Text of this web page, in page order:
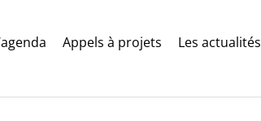
Appels à projets Les actualités